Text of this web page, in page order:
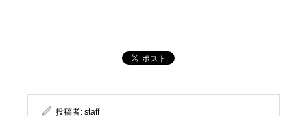
投稿者: staff